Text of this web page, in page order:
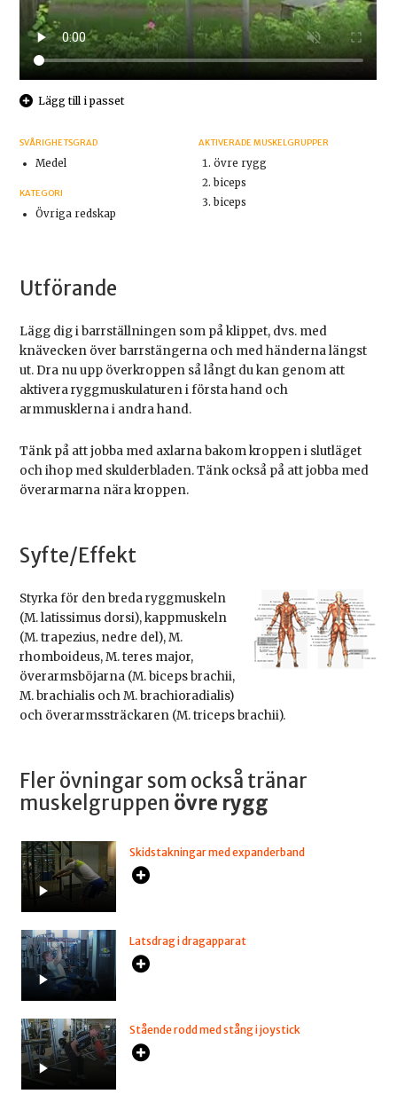
Lägg till i passet
SVÅRIGHETSGRAD
Medel
KATEGORI
Övriga redskap
AKTIVERADE MUSKELGRUPPER
övre rygg
biceps
biceps
Utförande
Lägg dig i barrställningen som på klippet, dvs. med
knävecken över barrstängerna och med händerna längst
ut. Dra nu upp överkroppen så långt du kan genom att
aktivera ryggmuskulaturen i första hand och
armmusklerna i andra hand.
Tänk på att jobba med axlarna bakom kroppen i slutläget
och ihop med skulderbladen. Tänk också på att jobba med
överarmarna nära kroppen.
Syfte/Effekt
Styrka för den breda ryggmuskeln
(M. latissimus dorsi), kappmuskeln
(M. trapezius, nedre del), M.
rhomboideus, M. teres major,
överarmsböjarna (M. biceps brachii,
M. brachialis och M. brachioradialis)
och överarmssträckaren (M. triceps brachii).
Fler övningar som också tränar
muskelgruppen övre rygg
Skidstakningar med expanderband
Latsdrag i dragapparat
Stående rodd med stång i joystick